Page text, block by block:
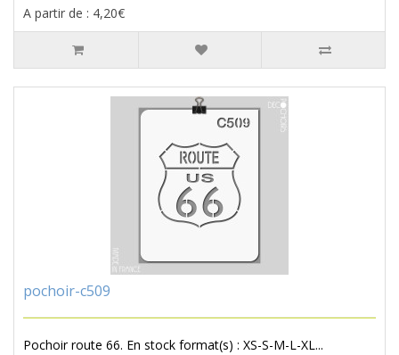
A partir de : 4,20€
pochoir-c509
Pochoir route 66. En stock format(s) : XS-S-M-L-XL...